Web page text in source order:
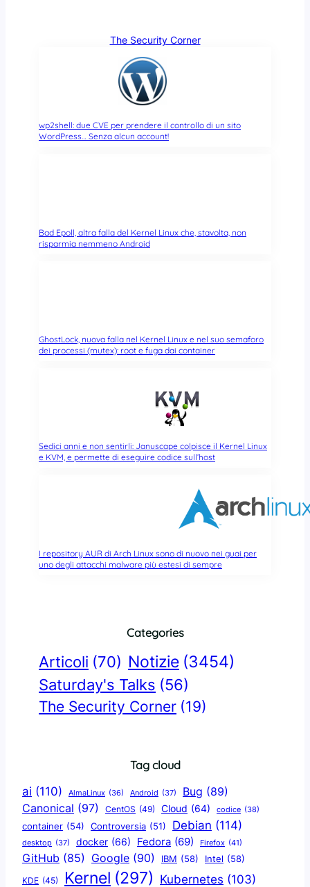
The Security Corner
wp2shell: due CVE per prendere il controllo di un sito
WordPress… Senza alcun account!
Bad Epoll, altra falla del Kernel Linux che, stavolta, non
risparmia nemmeno Android
GhostLock, nuova falla nel Kernel Linux e nel suo semaforo
dei processi (mutex): root e fuga dai container
Sedici anni e non sentirli: Januscape colpisce il Kernel Linux
e KVM, e permette di eseguire codice sull’host
I repository AUR di Arch Linux sono di nuovo nei guai per
uno degli attacchi malware più estesi di sempre
Categories
Articoli (70) Notizie (3454)
Saturday's Talks (56)
The Security Corner (19)
Tag cloud
ai (110) AlmaLinux (36) Android (37) Bug (89)
Canonical (97) CentOS (49) Cloud (64) codice (38)
container (54) Controversia (51) Debian (114)
desktop (37) docker (66) Fedora (69) Firefox (41)
GitHub (85) Google (90) IBM (58) Intel (58)
KDE (45) Kernel (297) Kubernetes (103)